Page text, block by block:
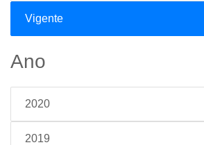
Vigente
Ano
2020
2019